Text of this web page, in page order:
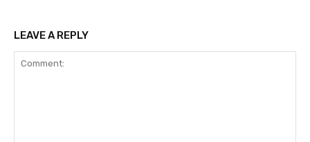
LEAVE A REPLY